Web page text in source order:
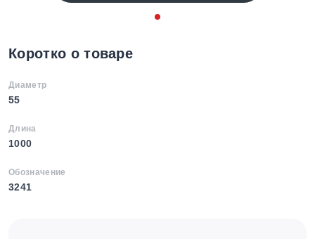
Коротко о товаре
Диаметр
55
Длина
1000
Обозначение
3241